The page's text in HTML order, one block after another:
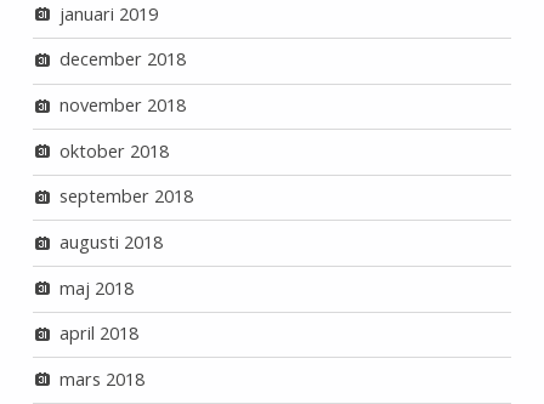
januari 2019
december 2018
november 2018
oktober 2018
september 2018
augusti 2018
maj 2018
april 2018
mars 2018